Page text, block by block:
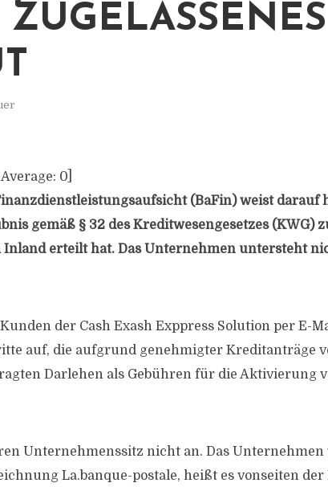
Average: 0
(BaFin) weist darauf
gemäß § 32 des Kreditwesengesetzes (KWG)
Inland erteilt hat. Das Unternehmen untersteht
der Cash Exash Exppress Solution per E-
auf, die aufgrund genehmigter Kreditanträge
Darlehen als Gebühren für die Aktivierung
Unternehmenssitz nicht an. Das
La.banque-postale, heißt es vonseiten der